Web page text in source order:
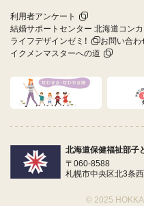
利用者アンケート
結婚サポートセンター 北海道コン
ライフデザインゼミ！
お問い合わ
イクメンマスターへの道
北海道保健福祉部子
〒060-8588
札幌市中央区北3条西
© 2025